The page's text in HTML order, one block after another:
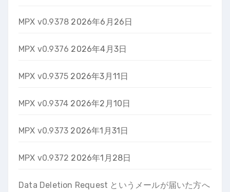
MPX v0.9378 2026年6月26日
MPX v0.9376 2026年4月3日
MPX v0.9375 2026年3月11日
MPX v0.9374 2026年2月10日
MPX v0.9373 2026年1月31日
MPX v0.9372 2026年1月28日
Data Deletion Request というメールが届いた方へ